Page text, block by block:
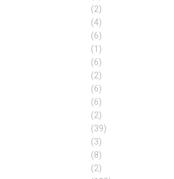
(2)
(4)
(6)
(1)
(6)
(2)
(6)
(6)
(2)
(39)
(3)
(8)
(2)